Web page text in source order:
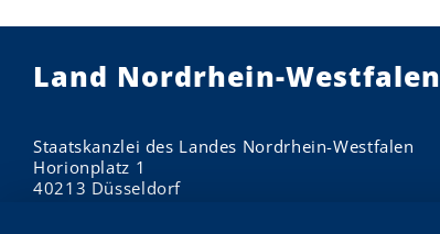
Land Nordrhein-Westfalen
Staatskanzlei des Landes Nordrhein-Westfalen
Horionplatz 1
40213 Düsseldorf